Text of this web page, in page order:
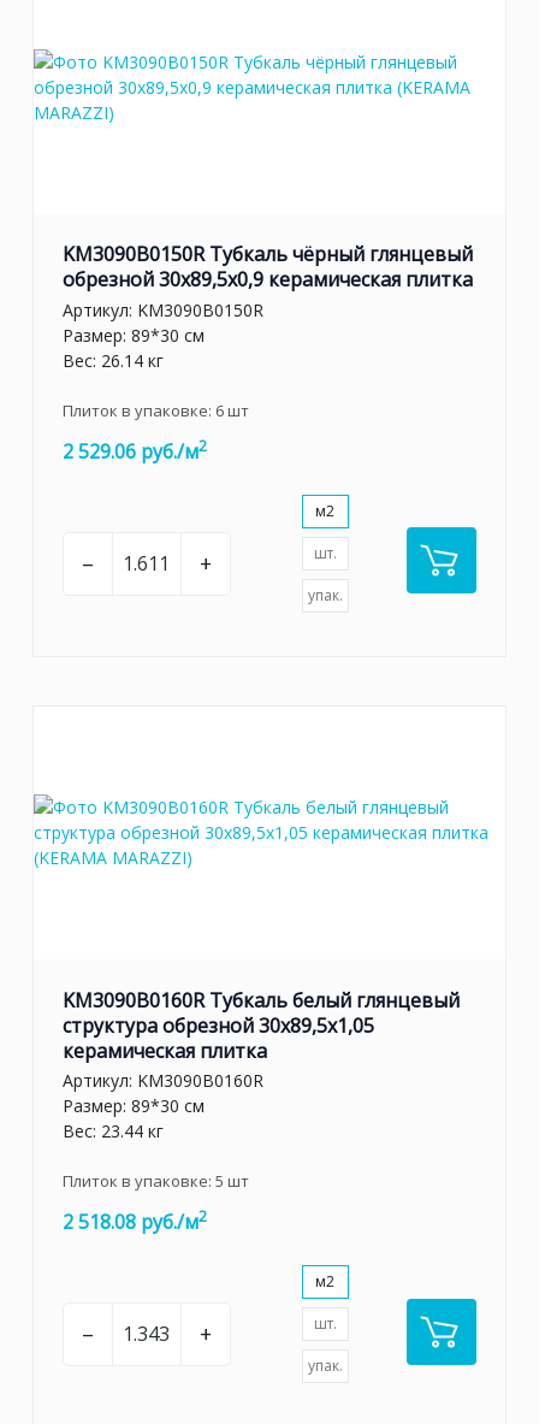
KM3090B0150R Тубкаль чёрный глянцевый
обрезной 30x89,5x0,9 керамическая плитка
Артикул: KM3090B0150R
Размер: 89*30 см
Вес: 26.14 кг
Плиток в упаковке: 6шт
2 529.06 руб./м2
– +
м2
шт.
упак.
KM3090B0160R Тубкаль белый глянцевый
структура обрезной 30x89,5x1,05
керамическая плитка
Артикул: KM3090B0160R
Размер: 89*30 см
Вес: 23.44 кг
Плиток в упаковке: 5 шт
2 518.08 руб./м2
– +
м2
шт.
упак.